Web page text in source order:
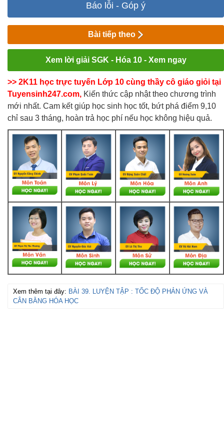
Báo lỗi - Góp ý
Bài tiếp theo
Xem lời giải SGK - Hóa 10 - Xem ngay
>> 2K11 học trực tuyến Lớp 10 cùng thầy cô giáo giỏi tại
Tuyensinh247.com, Kiến thức cập nhật theo chương trình
mới nhất. Cam kết giúp học sinh học tốt, bứt phá điểm 9,10
chỉ sau 3 tháng, hoàn trả học phí nếu học không hiệu quả.
Xem thêm tại đây: BÀI 39. LUYỆN TẬP : TỐC ĐỘ PHẢN ỨNG VÀ
CÂN BẰNG HÓA HỌC